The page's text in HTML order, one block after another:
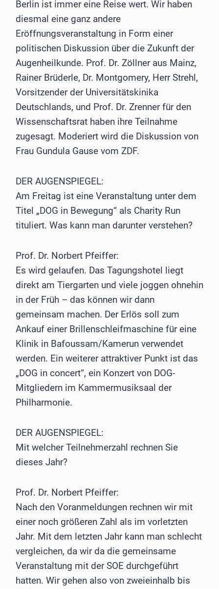
Berlin ist immer eine Reise wert. Wir haben
diesmal eine ganz andere
Eröffnungsveranstaltung in Form einer
politischen Diskussion über die Zukunft der
Augenheilkunde. Prof. Dr. Zöllner aus Mainz,
Rainer Brüderle, Dr. Montgomery, Herr Strehl,
Vorsitzender der Universitätskinika
Deutschlands, und Prof. Dr. Zrenner für den
Wissenschaftsrat haben ihre Teilnahme
zugesagt. Moderiert wird die Diskussion von
Frau Gundula Gause vom ZDF.
DER AUGENSPIEGEL:
Am Freitag ist eine Veranstaltung unter dem
Titel „DOG in Bewegung“ als Charity Run
tituliert. Was kann man darunter verstehen?
Prof. Dr. Norbert Pfeiffer:
Es wird gelaufen. Das Tagungshotel liegt
direkt am Tiergarten und viele joggen ohnehin
in der Früh – das können wir dann
gemeinsam machen. Der Erlös soll zum
Ankauf einer Brillenschleifmaschine für eine
Klinik in Bafoussam/Kamerun verwendet
werden. Ein weiterer attraktiver Punkt ist das
„DOG in concert“, ein Konzert von DOG-
Mitgliedern im Kammermusiksaal der
Philharmonie.
DER AUGENSPIEGEL:
Mit welcher Teilnehmerzahl rechnen Sie
dieses Jahr?
Prof. Dr. Norbert Pfeiffer:
Nach den Voranmeldungen rechnen wir mit
einer noch größeren Zahl als im vorletzten
Jahr. Mit dem letzten Jahr kann man schlecht
vergleichen, da wir da die gemeinsame
Veranstaltung mit der SOE durchgeführt
hatten. Wir gehen also von zweieinhalb bis